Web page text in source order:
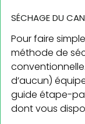
SÉCHAGE DU
Pour faire
méthode de
d’aucun)
guide étape-
dont vous